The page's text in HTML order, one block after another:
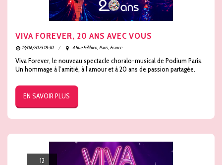
VIVA FOREVER, 20 ANS AVEC VOUS
13/06/2025 18:30 4 Rue Félibien, Paris, France
Viva Forever, le nouveau spectacle choralo-musical de Podium Paris.
Un hommage à l’amitié, à l’amour et à 20 ans de passion partagée.
EN SAVOIR PLUS
12